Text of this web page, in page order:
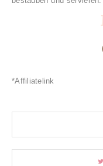
*Affiliatelink